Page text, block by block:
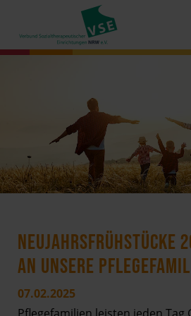
NEUJAHRSFRÜHSTÜCKE
AN UNSERE
07.02.2025